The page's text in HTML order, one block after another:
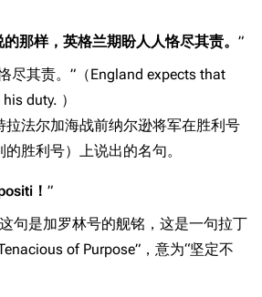
那样，英格兰期盼人人恪尽其责。 ”
尽其责。”（England expects that
duty. ）
拉法尔加海战前纳尔逊将军在胜利号
的胜利号）上说出的名句。
！ ”
句是加罗林号的舰铭，这是一句拉丁
of Purpose”，意为“坚定不